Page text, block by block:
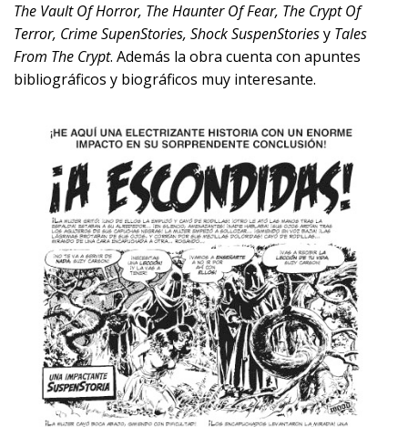
The Vault Of Horror, The Haunter Of Fear, The Crypt Of
Terror, Crime SupenStories, Shock SuspenStoriesy Tales
From The Crypt. Además la obra cuenta con apuntes
bibliográficos y biográficos muy interesante.